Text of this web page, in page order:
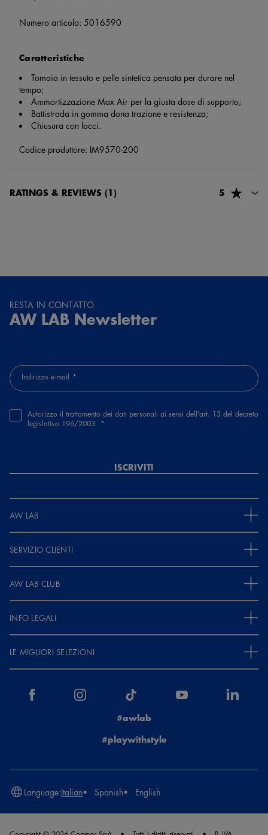
Numero articolo: 5016590
Caratteristiche
Tomaia in tessuto e pelle sintetica pensata per durare nel
tempo;
Ammortizzazione Max Air per la giusta dose di supporto;
Battistrada in gomma dona trazione e resistenza;
Chiusura con lacci.
Codice produttore: IM9570-200
RATINGS & REVIEWS (1) 5
RESTA IN CONTATTO
AW LAB Newsletter
Indirizzo e-mail
Autorizzo il trattamento dei dati personali ai sensi dell'art. 13 del decreto
legislativo 196/2003
ISCRIVITI
AW LAB
SERVIZIO CLIENTI
AW LAB CLUB
INFO LEGALI
LE MIGLIORI SELEZIONI
#awlab
#playwithstyle
Language:Italian Spanish English